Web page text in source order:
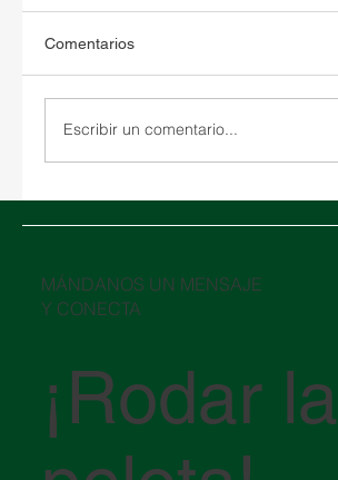
Comentarios
Escribir un comentario...
​MÁNDANOS UN MENSAJE
Y CONECTA
¡Rodar la